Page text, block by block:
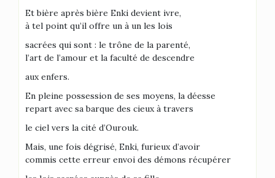
Et bière après bière Enki devient ivre,
à tel point qu’il offre un à un les lois
sacrées qui sont : le trône de la parenté,
l’art de l’amour et la faculté de descendre
aux enfers.
En pleine possession de ses moyens, la déesse
repart avec sa barque des cieux à travers
le ciel vers la cité d’Ourouk.
Mais, une fois dégrisé, Enki, furieux d’avoir
commis cette erreur envoi des démons récupérer